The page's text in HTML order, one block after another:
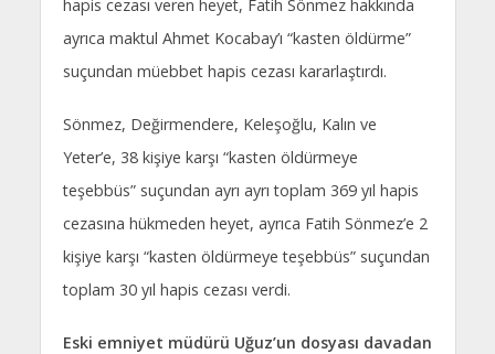
hapis cezası veren heyet, Fatih Sönmez hakkında
ayrıca maktul Ahmet Kocabay’ı “kasten öldürme”
suçundan müebbet hapis cezası kararlaştırdı.
Sönmez, Değirmendere, Keleşoğlu, Kalın ve
Yeter’e, 38 kişiye karşı “kasten öldürmeye
teşebbüs” suçundan ayrı ayrı toplam 369 yıl hapis
cezasına hükmeden heyet, ayrıca Fatih Sönmez’e 2
kişiye karşı “kasten öldürmeye teşebbüs” suçundan
toplam 30 yıl hapis cezası verdi.
Eski emniyet müdürü Uğuz’un dosyası davadan